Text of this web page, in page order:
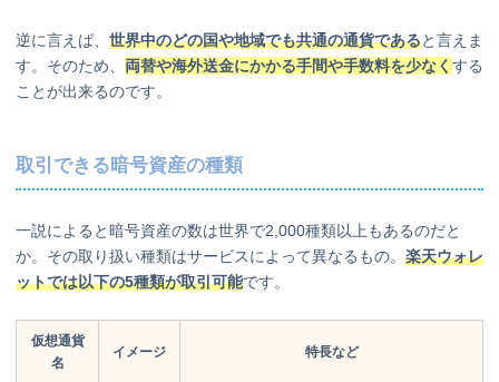
逆に言えば、 世界中のどの国や地域でも共通の通貨であると言えま
す。そのため、 両替や海外送金にかかる手間や手数料を少なく する
ことが出来るのです。
取引できる暗号資産の種類
一説によると暗号資産の数は世界で2,000種類以上もあるのだと
か。その取り扱い種類はサービスによって異なるもの。 楽天ウォレ
ットでは以下の5種類が取引可能です。
仮想通貨
名
イメージ 特長など